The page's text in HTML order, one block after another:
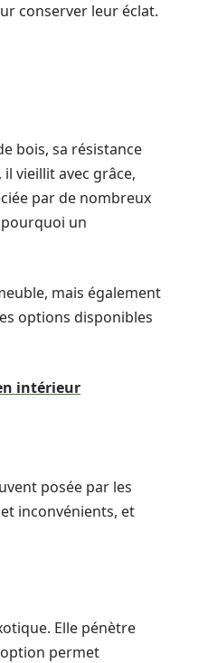
conserver leur éclat.
bois, sa résistance
vieillit avec grâce,
par de nombreux
un
mais également
options disponibles
intérieur
posée par les
inconvénients, et
Elle pénètre
permet